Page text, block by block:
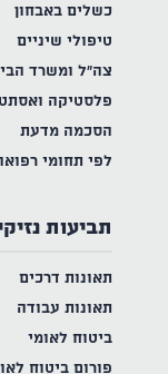
כשלים באבחון
טיפולי שיניים
צה"ל ומשרד
פלסטיקה
הסכמה מדעת
לפי תחומי
תביעות
תאונות דרכים
תאונות עבודה
ביטוח לאומי
פורום ביטוח